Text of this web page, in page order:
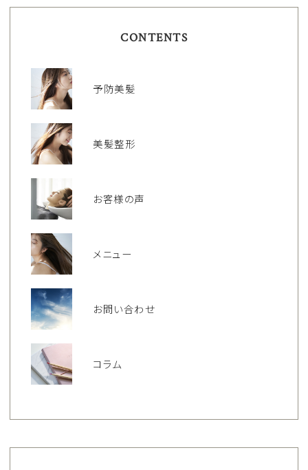
CONTENTS
予防美髪
美髪整形
お客様の声
メニュー
お問い合わせ
コラム